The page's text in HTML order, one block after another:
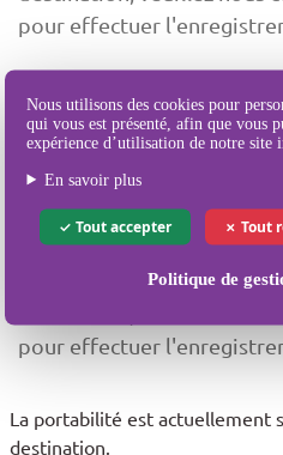
Nous utilisons des cookies pour
qui vous est présenté, afin que vous
expérience d’utilisation de notre site
En savoir plus
Tout accepter Tout
Politique de
pour effectuer
Si vous souhaitez
destination, veuillez nous
pour effectuer
Wireless Maingate
Si vous souhaitez
pour effectuer
La portabilité est actuellement
destination.